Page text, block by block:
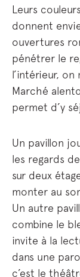
Leurs
donnent
ouvertures
pénétrer le
l’intérieur, on
Marché
permet d’y
Un pavillon
les regards
sur deux
monter au
Un autre
combine le
invite à la
dans une
c’est le